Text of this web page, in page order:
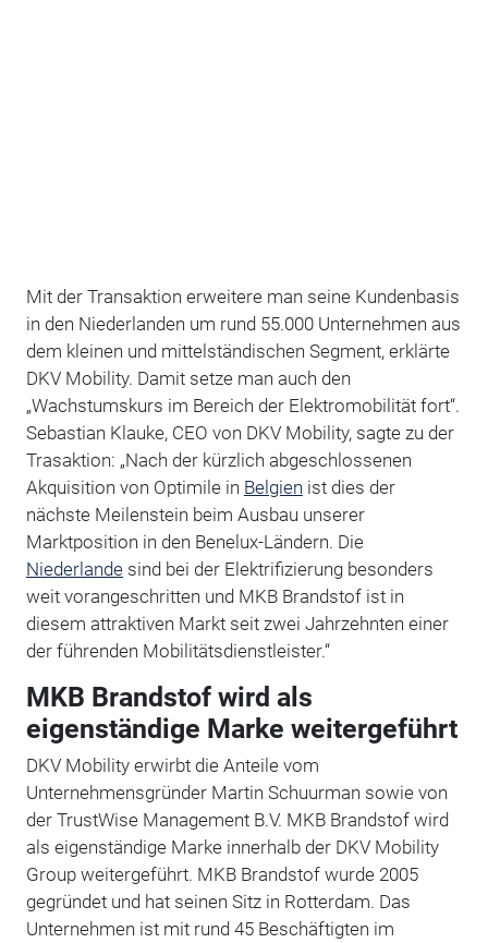
Mit der Transaktion erweitere man seine Kundenbasis
in den Niederlanden um rund 55.000 Unternehmen aus
dem kleinen und mittelständischen Segment, erklärte
DKV Mobility. Damit setze man auch den
„Wachstumskurs im Bereich der Elektromobilität fort“.
Sebastian Klauke, CEO von DKV Mobility, sagte zu der
Trasaktion: „Nach der kürzlich abgeschlossenen
Akquisition von Optimile in Belgien ist dies der
nächste Meilenstein beim Ausbau unserer
Marktposition in den Benelux-Ländern. Die
Niederlandesind bei der Elektrifizierung besonders
weit vorangeschritten und MKB Brandstof ist in
diesem attraktiven Markt seit zwei Jahrzehnten einer
der führenden Mobilitätsdienstleister.“
MKB Brandstof wird als
eigenständige Marke weitergeführt
DKV Mobility erwirbt die Anteile vom
Unternehmensgründer Martin Schuurman sowie von
der TrustWise Management B.V. MKB Brandstof wird
als eigenständige Marke innerhalb der DKV Mobility
Group weitergeführt. MKB Brandstof wurde 2005
gegründet und hat seinen Sitz in Rotterdam. Das
Unternehmen ist mit rund 45 Beschäftigten im